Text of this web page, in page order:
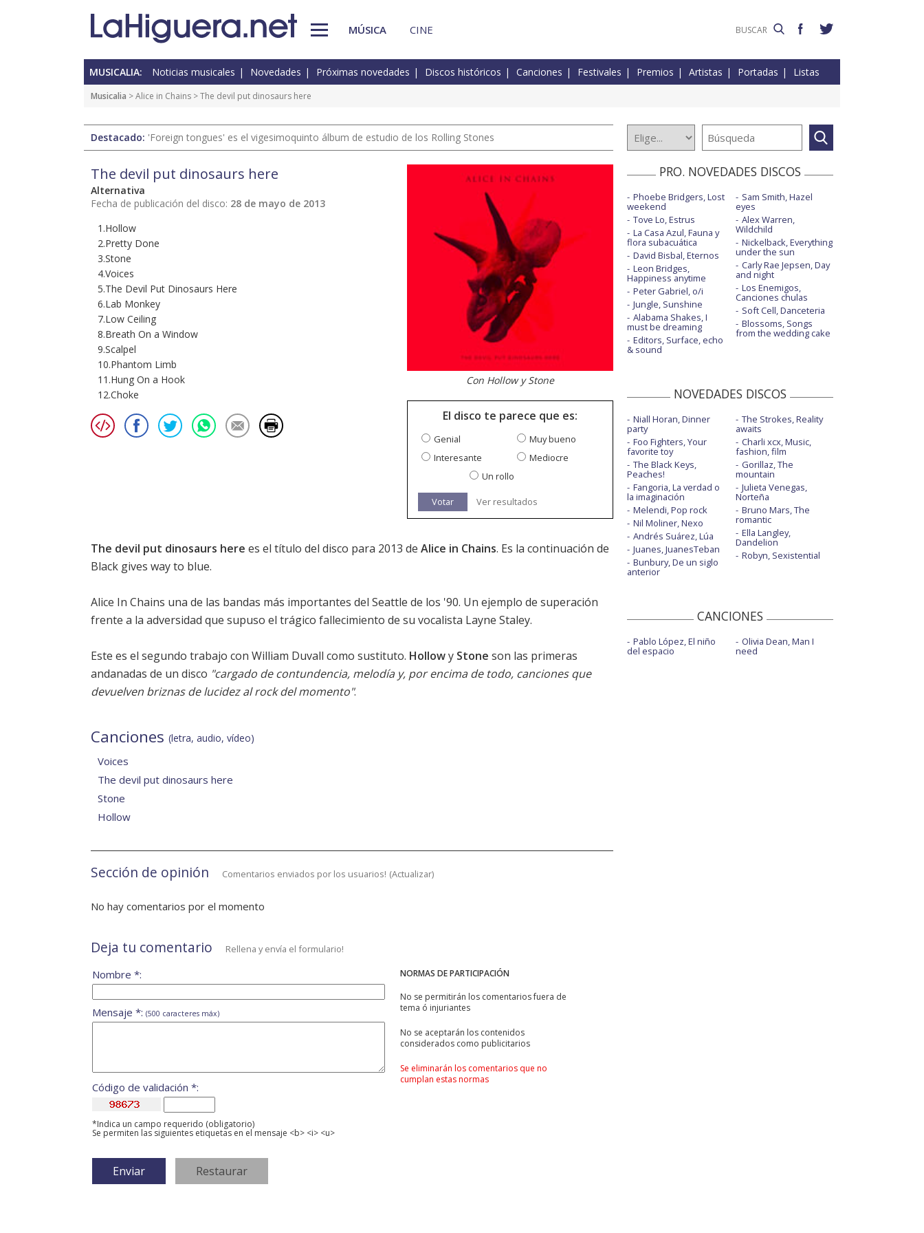
MÚSICA CINE
MUSICALIA: Noticias musicales Novedades Próximas novedades Discos históricos Canciones Festivales Premios Artistas Portadas Listas
Musicalia > Alice in Chains > The devil put dinosaurs here
Destacado: 'Foreign tongues' es el vigesimoquinto álbum de estudio de los Rolling Stones
The devil put dinosaurs here
Alternativa
Fecha de publicación del disco: 28 de mayo de 2013
1.Hollow
2.Pretty Done
3.Stone
4.Voices
5.The Devil Put Dinosaurs Here
6.Lab Monkey
7.Low Ceiling
8.Breath On a Window
9.Scalpel
10.Phantom Limb
11.Hung On a Hook
12.Choke
Con Hollow y Stone
El disco te parece que es:
Genial
Muy bueno
Interesante
Mediocre
Un rollo
Votar Ver resultados
The devil put dinosaurs here es el título del disco para 2013 de Alice in Chains. Es la continuación de
Black gives way to blue.
Alice In Chains una de las bandas más importantes del Seattle de los '90. Un ejemplo de superación
frente a la adversidad que supuso el trágico fallecimiento de su vocalista Layne Staley.
Este es el segundo trabajo con William Duvall como sustituto. Hollowy Stone son las primeras
andanadas de un disco "cargado de contundencia, melodía y, por encima de todo, canciones que
devuelven briznas de lucidez al rock del momento".
Canciones (letra, audio, vídeo)
Voices
The devil put dinosaurs here
Stone
Hollow
Sección de opinión Comentarios enviados por los usuarios! (Actualizar)
No hay comentarios por el momento
Deja tu comentario Rellena y envía el formulario!
NORMAS DE PARTICIPACIÓN
No se permitirán los comentarios fuera de
tema ó injuriantes
No se aceptarán los contenidos
considerados como publicitarios
Se eliminarán los comentarios que no
cumplan estas normas
Nombre *:
Mensaje *: (500 caracteres máx)
Código de validación *:
*Indica un campo requerido (obligatorio)
Se permiten las siguientes etiquetas en el mensaje <b> <i> <u>
PRO. NOVEDADES DISCOS
Phoebe Bridgers, Lost
weekend
Tove Lo, Estrus
La Casa Azul, Fauna y
flora subacuática
David Bisbal, Eternos
Leon Bridges,
Happiness anytime
Peter Gabriel, o/i
Jungle, Sunshine
Alabama Shakes, I
must be dreaming
Editors, Surface, echo
& sound
Sam Smith, Hazel
eyes
Alex Warren,
Wildchild
Nickelback, Everything
under the sun
Carly Rae Jepsen, Day
and night
Los Enemigos,
Canciones chulas
Soft Cell, Danceteria
Blossoms, Songs
from the wedding cake
NOVEDADES DISCOS
Niall Horan, Dinner
party
Foo Fighters, Your
favorite toy
The Black Keys,
Peaches!
Fangoria, La verdad o
la imaginación
Melendi, Pop rock
Nil Moliner, Nexo
Andrés Suárez, Lúa
Juanes, JuanesTeban
Bunbury, De un siglo
anterior
The Strokes, Reality
awaits
Charli xcx, Music,
fashion, film
Gorillaz, The
mountain
Julieta Venegas,
Norteña
Bruno Mars, The
romantic
Ella Langley,
Dandelion
Robyn, Sexistential
CANCIONES
Pablo López, El niño
del espacio
Olivia Dean, Man I
need